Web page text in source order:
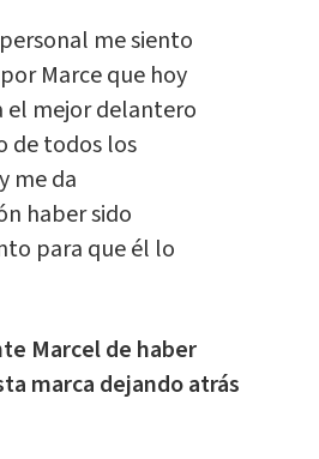
me siento
Marce que hoy
el mejor delantero
de todos los
me da
haber sido
para que él lo
Marcel de haber
marca dejando atrás